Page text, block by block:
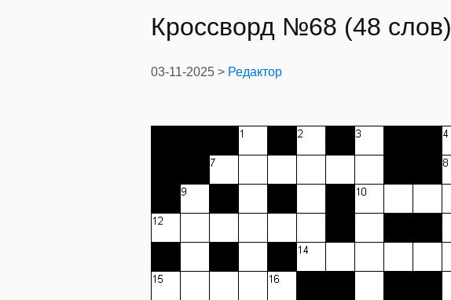
Кроссворд №68 (48 слов)
03-11-2025 > Редактор